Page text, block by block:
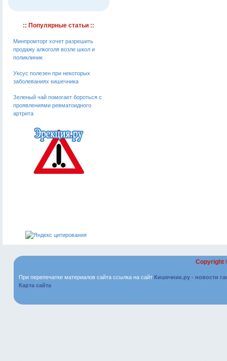
:: Популярные статьи ::
Минпромторг хочет разрешить
продажу алкоголя возле школ и
поликлиник
Уксус полезен при некоторых
заболеваниях кишечника
Зеленый чай помогает бороться с
проявлениями ревматоидного
артрита
Copyright
При перепечатке материалов сайта ссылка на сайт Кишечник.ру - новости
Карта сайта